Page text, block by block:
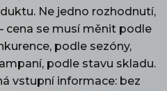
Ne jedno rozhodnutí,
se musí měnit podle
podle sezóny,
podle stavu skladu.
vstupní informace: bez